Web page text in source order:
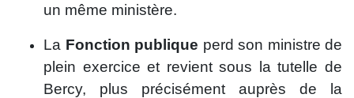
un même ministère.
La Fonction publique perd son ministre de
plein exercice et revient sous la tutelle de
Bercy, plus précisément auprès de la